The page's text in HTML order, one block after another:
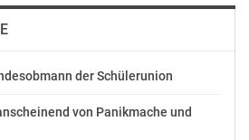
von Händehygiene gegen
und vor allem auch richtig
zur Eindämmung
der Schülerunion
von Panikmache und